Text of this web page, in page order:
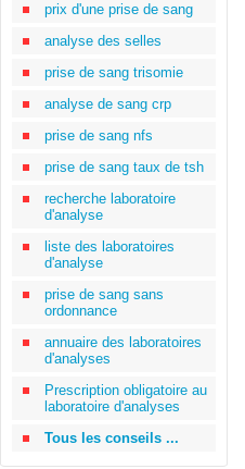
prix d'une prise de sang
analyse des selles
prise de sang trisomie
analyse de sang crp
prise de sang nfs
prise de sang taux de tsh
recherche laboratoire
d'analyse
liste des laboratoires
d'analyse
prise de sang sans
ordonnance
annuaire des laboratoires
d'analyses
Prescription obligatoire au
laboratoire d'analyses
Tous les conseils ...